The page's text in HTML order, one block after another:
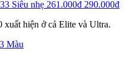
Siêu nhẹ 261.000đ 290.000đ
xuất hiện ở cả Elite và Ultra.